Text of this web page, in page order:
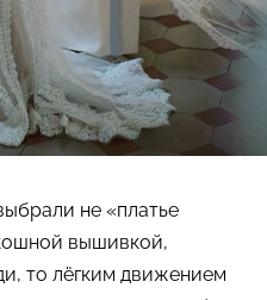
не «платье
вышивкой,
то лёгким движением